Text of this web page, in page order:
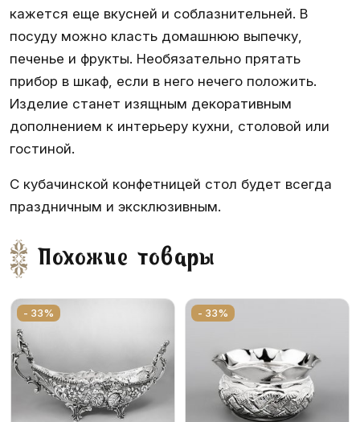
кажется еще вкусней и соблазнительней. В
посуду можно класть домашнюю выпечку,
печенье и фрукты. Необязательно прятать
прибор в шкаф, если в него нечего положить.
Изделие станет изящным декоративным
дополнением к интерьеру кухни, столовой или
гостиной.
С кубачинской конфетницей стол будет всегда
праздничным и эксклюзивным.
Похожие товары
- 33% - 33%